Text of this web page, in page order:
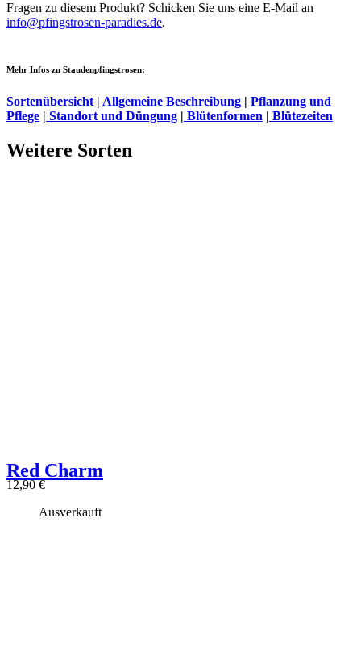
Fragen zu diesem Produkt? Schicken Sie uns eine E-Mail an
info@pfingstrosen-paradies.de.
Mehr Infos zu Staudenpfingstrosen:
Sortenübersicht | Allgemeine Beschreibung | Pflanzung und
Pflege | Standort und Düngung | Blütenformen | Blütezeiten
Weitere Sorten
Red Charm
12,90€
Ausverkauft